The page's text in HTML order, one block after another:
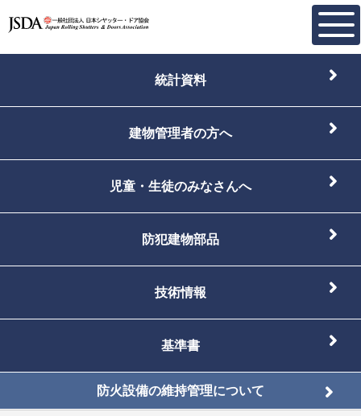
統計資料
建物管理者の方へ
児童・生徒のみなさんへ
防犯建物部品
技術情報
基準書
防火設備の維持管理について